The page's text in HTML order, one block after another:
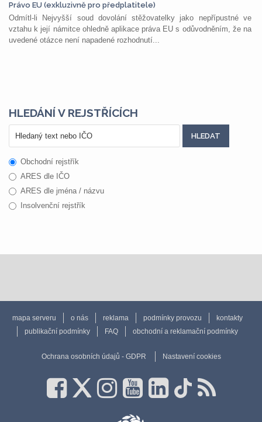
Právo EU (exkluzivně pro předplatitele)
Odmítl-li Nejvyšší soud dovolání stěžovatelky jako nepřípustné ve
vztahu k její námitce ohledně aplikace práva EU s odůvodněním, že na
uvedené otázce není napadené rozhodnutí...
HLEDÁNÍ V REJSTŘÍCÍCH
Obchodní rejstřík
ARES dle IČO
ARES dle jména / názvu
Insolvenční rejstřík
mapa serveru o nás reklama podmínky provozu
kontakty
publikační podmínky
FAQ obchodní a reklamační podmínky
Ochrana osobních údajů - GDPR Nastavení cookies